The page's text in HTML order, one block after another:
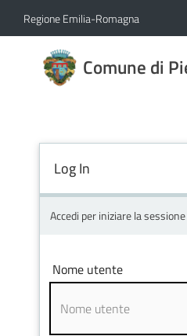
Vai al contenuto
Vai alla navigazione
Vai al footer
Regione Emilia-Romagna
Comune di
Comune
di Pieve
Amministrazione
Novità
Servizi
Log In
Accedi per iniziare la sessione
Nome utente